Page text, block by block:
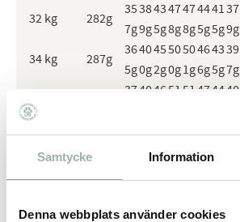
Samtycke Information
Denna webbplats använder cookies
32 kg
282g
35
7g
38
9g
43
5g
47
8g
47
8g
44
5g
41
5g
37
9g
34 kg
287g
36
5g
40
0g
45
2g
50
0g
50
1g
46
6g
43
5g
39
7g
35 kg
3740465151474440
36 kg
292g
3741
0g
46
8g
52
2g
52
3g
49
0g
45
9g
42
38 kg
297g
39435056565349